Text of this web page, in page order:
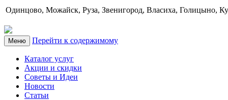
Одинцово, Можайск, Руза, Звенигород, Власиха, Голицыно,
Меню Перейти к содержимому
Каталог услуг
Акции и скидки
Советы и Идеи
Новости
Статьи